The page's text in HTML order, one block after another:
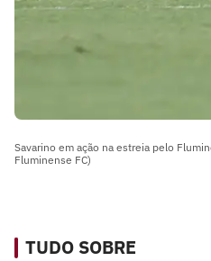
Savarino em ação na estreia pelo
Fluminense FC)
TUDO SOBRE